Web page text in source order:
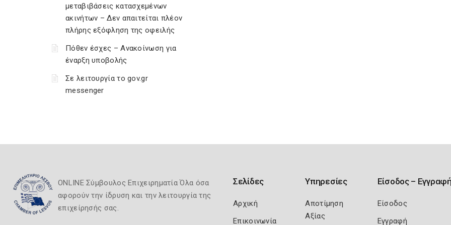
μεταβιβάσεις κατασχεμένων
ακινήτων – Δεν απαιτείται πλέον
πλήρης εξόφληση της οφειλής
Πόθεν έσχες – Ανακοίνωση για
έναρξη υποβολής
Σε λειτουργία το gov.gr
messenger
ONLINE Σύμβουλος Επιχειρηματία Όλα όσα
αφορούν την ίδρυση και την λειτουργία της
επιχείρησής σας.
Σελίδες
Αρχική
Επικοινωνία
Υπηρεσίες
Αποτίμηση
Αξίας
Είσοδος –
Είσοδος
Εγγραφή